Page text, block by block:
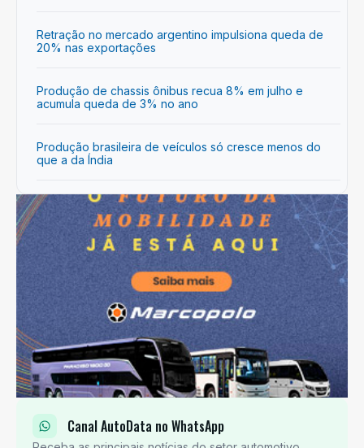
Retração no mercado argentino impulsiona queda de
20% nas exportações
Produção de chassis ônibus recua 8% em julho e
acumula queda de 3% no ano
Produção brasileira de veículos só cresce menos do
que a da Índia
Canal AutoData no WhatsApp